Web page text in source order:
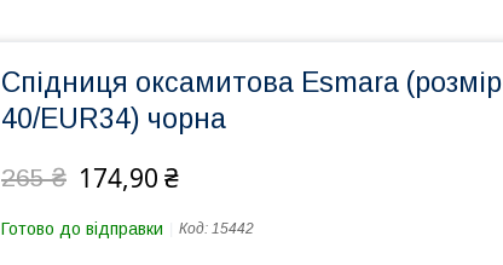
Спідниця оксамитова Esmara (розмір
40/EUR34) чорна
265 ₴ 174,90 ₴
Готово до відправки Код: 15442